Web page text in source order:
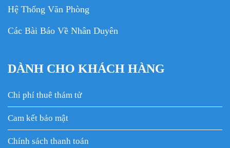
Hệ Thống Văn Phòng
Các Bài Báo Về Nhân Duyên
DÀNH CHO KHÁCH HÀNG
Chi phí thuê thám tử
Cam kết bảo mật
Chính sách thanh toán